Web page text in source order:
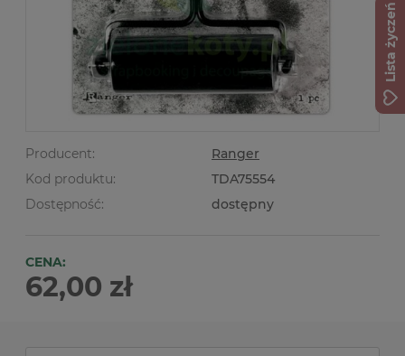
Producent:
Ranger
Kod produktu:
TDA75554
Dostępność:
dostępny
CENA:
62,00 zł
Lista życzeń